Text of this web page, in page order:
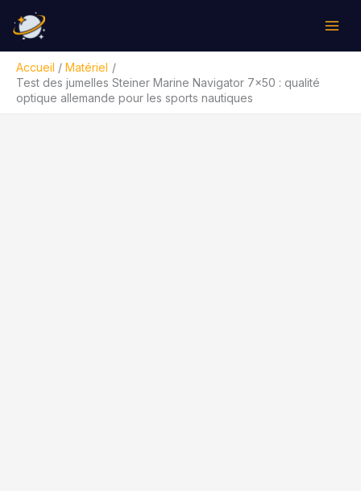
contenu
Accueil
Matériel
Test des jumelles Steiner Marine Navigator 7×50 : qualité
optique allemande pour les sports nautiques
Rechercher